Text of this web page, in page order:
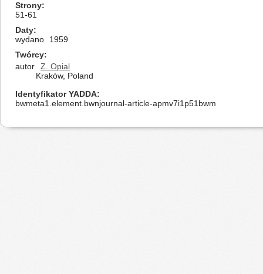
Strony
51-61
Daty
wydano
1959
Twórcy
autor
Z. Opial
Kraków, Poland
Identyfikator YADDA
bwmeta1.element.bwnjournal-article-apmv7i1p51bwm